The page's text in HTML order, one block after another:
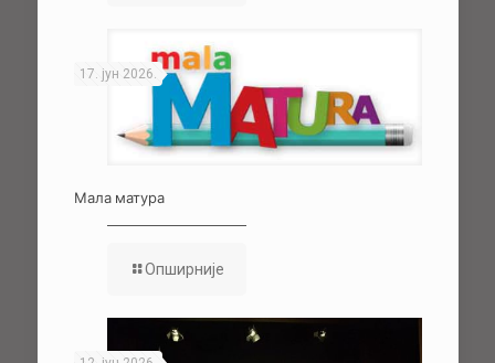
17. јун 2026.
Мала матура
Опширније